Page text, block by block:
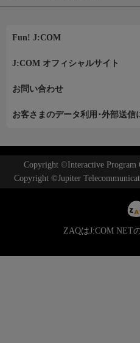
Fun! J:COM
J:COM オフィシャルサイト
お問い合わせ
お客さまのデータ利用･外部送信
Copyright ©Interactive Program
Copyright ©Jupiter
ZAQはJ:COM NET